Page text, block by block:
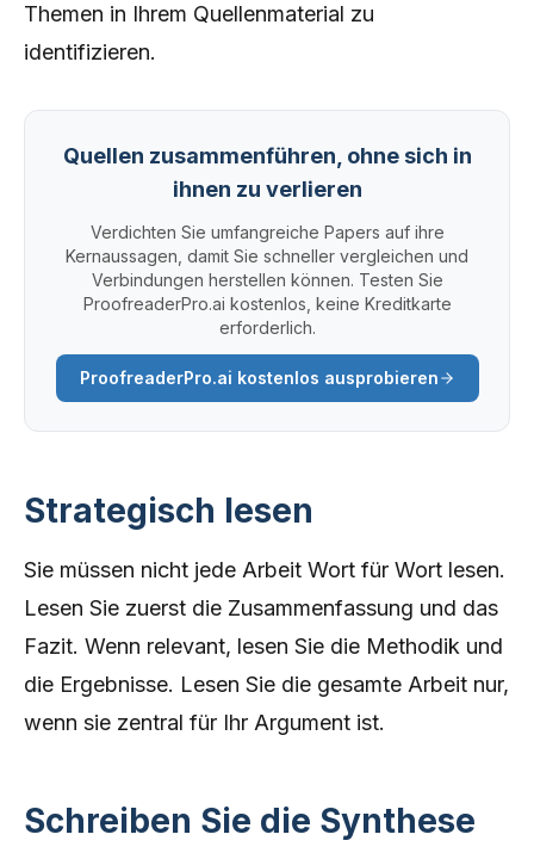
Themen in Ihrem Quellenmaterial zu
identifizieren.
Quellen zusammenführen, ohne sich in
ihnen zu verlieren
Verdichten Sie umfangreiche Papers auf ihre
Kernaussagen, damit Sie schneller vergleichen und
Verbindungen herstellen können. Testen Sie
ProofreaderPro.ai kostenlos, keine Kreditkarte
erforderlich.
ProofreaderPro.ai kostenlos ausprobieren
Strategisch lesen
Sie müssen nicht jede Arbeit Wort für Wort lesen.
Lesen Sie zuerst die Zusammenfassung und das
Fazit. Wenn relevant, lesen Sie die Methodik und
die Ergebnisse. Lesen Sie die gesamte Arbeit nur,
wenn sie zentral für Ihr Argument ist.
Schreiben Sie die Synthese